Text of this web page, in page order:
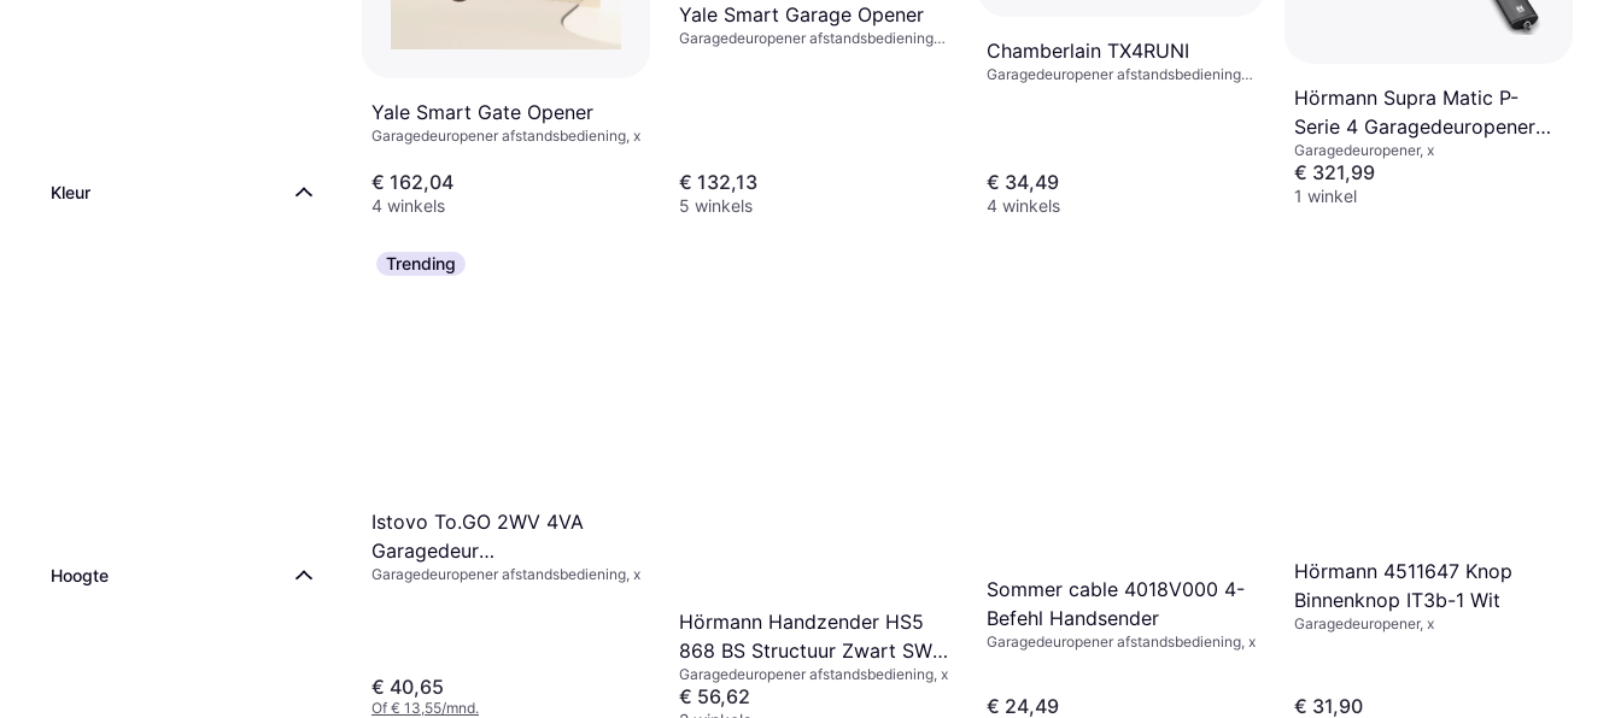
Kleur
Hoogte
Yale Smart Gate Opener
Garagedeuropener afstandsbediening, x
€ 162,04
4 winkels
Yale Smart Garage Opener
Garagedeuropener afstandsbediening,
€ 132,13
5 winkels
Chamberlain TX4RUNI
Garagedeuropener afstandsbediening,
€ 34,49
4 winkels
Hörmann Supra Matic P-
Serie 4 Garagedeuropener
6000 mm
Garagedeuropener, x
€ 321,99
1 winkel
Trending
Istovo To.GO 2WV 4VA
Garagedeur
Afstandsbediening 5 Stuks
Garagedeuropener afstandsbediening, x
€ 40,65
Of € 13,55/mnd.
Hörmann Handzender HS5
868 BS Structuur Zwart SW-
Eu
Garagedeuropener afstandsbediening, x
€ 56,62
Sommer cable 4018V000 4-
Befehl Handsender
Garagedeuropener afstandsbediening, x
€ 24,49
Hörmann 4511647 Knop
Binnenknop IT3b-1 Wit
Garagedeuropener, x
€ 31,90